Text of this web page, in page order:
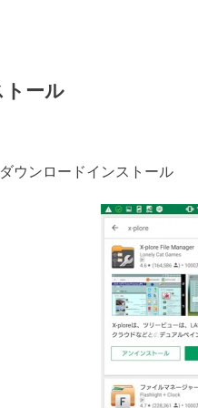
トール
ウンロードインストール